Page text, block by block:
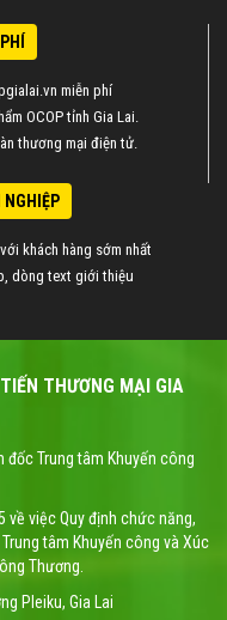
miễn phí
OCOP tỉnh Gia Lai.
thương mại điện tử.
NGHIỆP
khách hàng sớm nhất
dòng text giới thiệu
THƯƠNG MẠI GIA
đốc Trung tâm Khuyến công
về việc Quy định chức năng,
tâm Khuyến công và Xúc
Thương.
Pleiku, Gia Lai